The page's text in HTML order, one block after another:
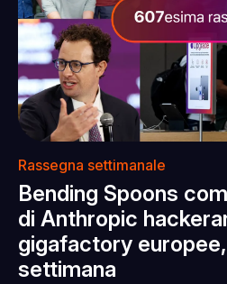
Rassegna settimanale
Bending Spoons
di Anthropic
gigafactory
settimana